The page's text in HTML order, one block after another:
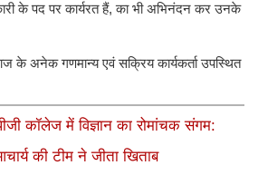
के पद पर कार्यरत हैं, का भी अभिनंदन कर उनके
के अनेक गणमान्य एवं सक्रिय कार्यकर्ता उपस्थित
कॉलेज में विज्ञान का रोमांचक संगम:
की टीम ने जीता खिताब